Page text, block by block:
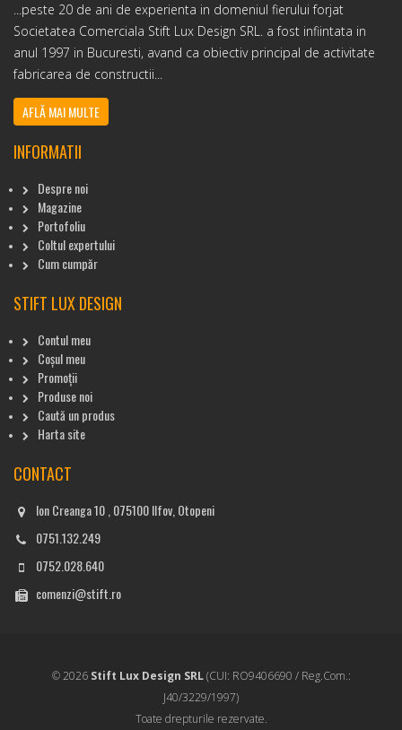
...peste 20 de ani de experienta in domeniul fierului forjat
Societatea Comerciala Stift Lux Design SRL. a fost infiintata in
anul 1997 in Bucuresti, avand ca obiectiv principal de activitate
fabricarea de constructii...
AFLĂ MAI MULTE
INFORMATII
Despre noi
Magazine
Portofoliu
Coltul expertului
Cum cumpăr
STIFT LUX DESIGN
Contul meu
Coșul meu
Promoții
Produse noi
Caută un produs
Harta site
CONTACT
Ion Creanga 10 , 075100 Ilfov, Otopeni
0751.132.249
0752.028.640
comenzi@stift.ro
© 2026 Stift Lux Design SRL(CUI: RO9406690 / Reg.Com.:
J40/3229/1997)
Toate drepturile rezervate.